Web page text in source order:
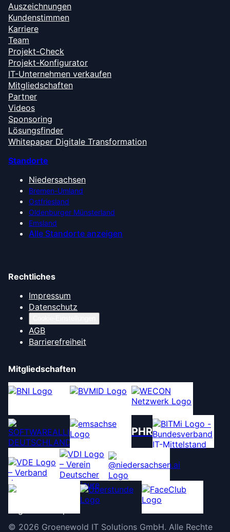
Auszeichnungen
Kundenstimmen
Karriere
Team
Projekt-Check
Projekt-Konfigurator
IT-Unternehmen verkaufen
Mitgliedschaften
Partner
Videos
Sponsoring
Lösungsfinder
Whitepaper Digitale Transformation
Standorte
Niedersachsen
Bremen-Umland
Ostfriesland
Oldenburger Münsterland
Emsland
Alle Standorte anzeigen
Rechtliches
Impressum
Datenschutz
AGB
Barrierefreiheit
Mitgliedschaften
PHR
© 2026 Groenewold IT Solutions GmbH. Alle Rechte